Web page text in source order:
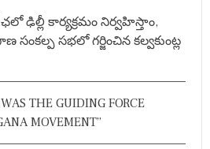
ఢిల్లీ కార్యక్రమం నిర్వహిస్తాం,
సభలో గర్జించిన కల్వకుంట్ల
THE GUIDING FORCE
MOVEMENT”